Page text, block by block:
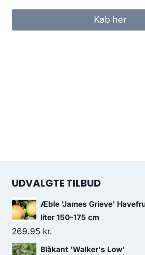
Køb her
UDVALGTE TILBUD
Æble 'James Grieve'
liter 150-175 cm
269.95 kr.
Blåkant 'Walker's Low'